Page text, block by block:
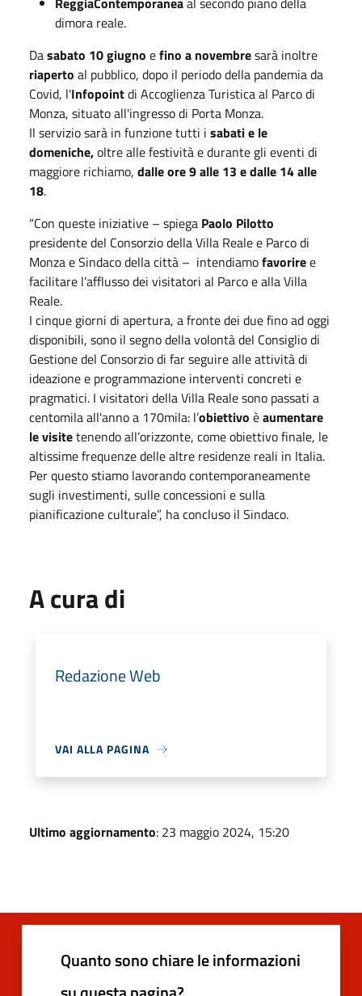
dimora reale.
Dasabato 10 giugno efino a novembresarà inoltre
riaperto al pubblico, dopo il periodo della pandemia da
Covid, l'Infopointdi Accoglienza Turistica al Parco di
Monza, situato all'ingresso di Porta Monza.
Il servizio sarà in funzione tutti i sabati e le
domeniche,oltre alle festività e durante gli eventi di
maggiore richiamo, dalle ore 9 alle 13 e dalle 14 alle
18.
“Con queste iniziative – spiega Paolo Pilotto
presidente del Consorzio della Villa Reale e Parco di
Monza e Sindaco della città – intendiamofavoriree
facilitare l’afflusso dei visitatori al Parco e alla Villa
Reale.
I cinque giorni di apertura, a fronte dei due fino ad oggi
disponibili, sono il segno della volontà del Consiglio di
Gestione del Consorzio di far seguire alle attività di
ideazione e programmazione interventi concreti e
pragmatici. I visitatori della Villa Reale sono passati a
centomila all'anno a 170mila: l’obiettivo èaumentare
le visitetenendo all’orizzonte, come obiettivo finale, le
altissime frequenze delle altre residenze reali in Italia.
Per questo stiamo lavorando contemporaneamente
sugli investimenti, sulle concessioni e sulla
pianificazione culturale”, ha concluso il Sindaco.
A cura di
Redazione Web
VAI ALLA PAGINA
Ultimo aggiornamento: 23 maggio 2024, 15:20
Quanto sono chiare le informazioni